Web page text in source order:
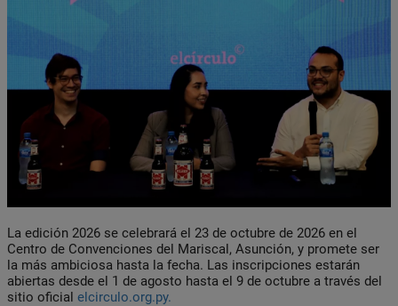
La edición 2026 se celebrará el 23 de octubre de 2026 en el
Centro de Convenciones del Mariscal, Asunción, y promete ser
la más ambiciosa hasta la fecha. Las inscripciones estarán
abiertas desde el 1 de agosto hasta el 9 de octubre a través del
sitio oficial elcirculo.org.py.